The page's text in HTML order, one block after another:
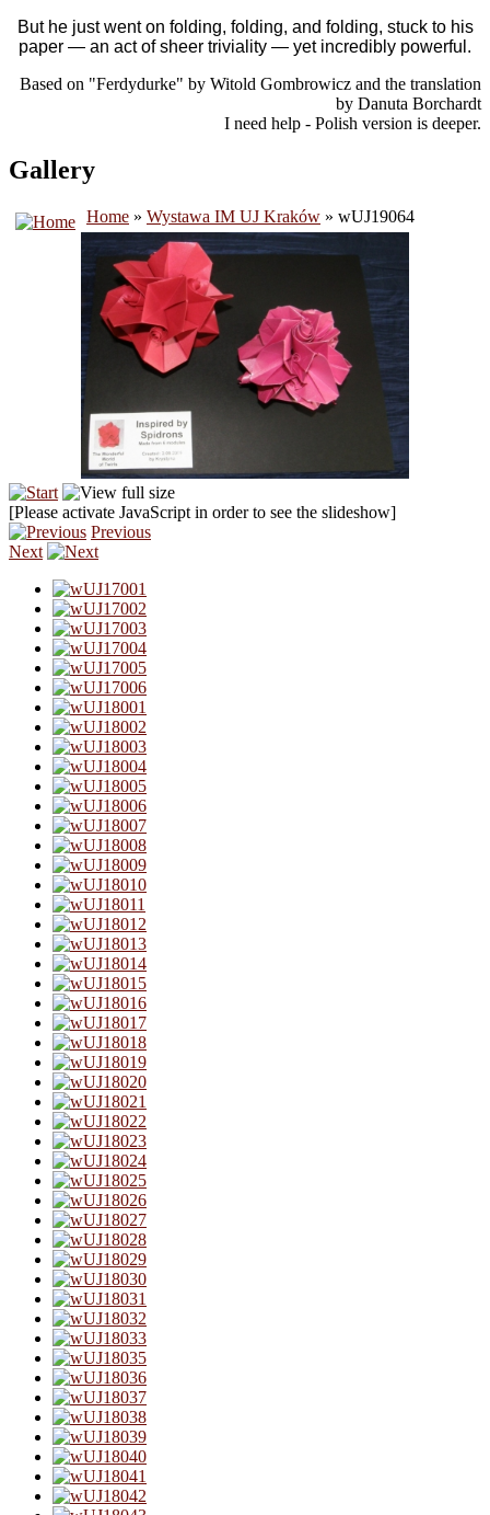
But he just went on folding, folding, and folding, stuck to his
paper — an act of sheer triviality — yet incredibly powerful.
Based on "Ferdydurke" by Witold Gombrowicz and the translation
by Danuta Borchardt
I need help - Polish version is deeper.
Gallery
Home » Wystawa IM UJ Kraków » wUJ19064
[Please activate JavaScript in order to see the slideshow]
Previous
Next